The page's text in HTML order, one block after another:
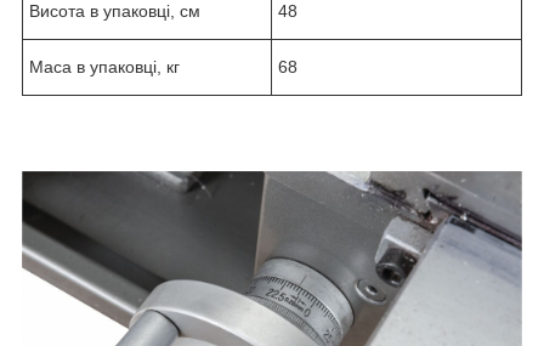
Висота в упаковці, см 48
Маса в упаковці, кг 68